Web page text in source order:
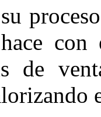
con
de